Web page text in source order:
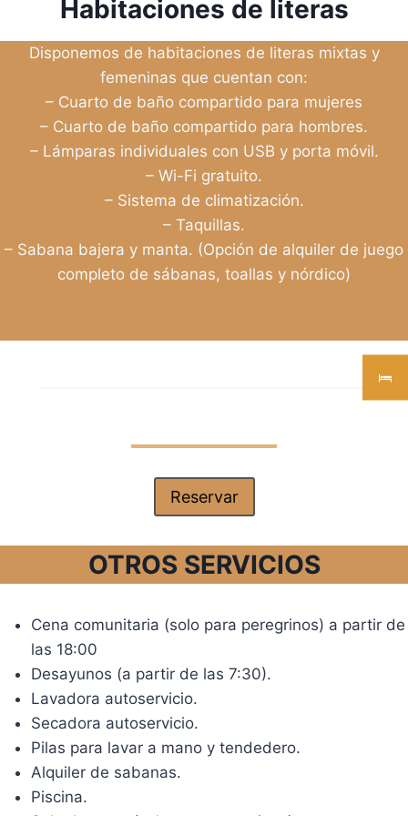
Habitaciones de literas
Disponemos de habitaciones de literas mixtas y
femeninas que cuentan con:
– Cuarto de baño compartido para mujeres
– Cuarto de baño compartido para hombres.
– Lámparas individuales con USB y porta móvil.
– Wi-Fi gratuito.
– Sistema de climatización.
– Taquillas.
– Sabana bajera y manta. (Opción de alquiler de juego
completo de sábanas, toallas y nórdico)
Reservar
OTROS SERVICIOS
Cena comunitaria (solo para peregrinos) a partir de
las 18:00
Desayunos (a partir de las 7:30).
Lavadora autoservicio.
Secadora autoservicio.
Pilas para lavar a mano y tendedero.
Alquiler de sabanas.
Piscina.